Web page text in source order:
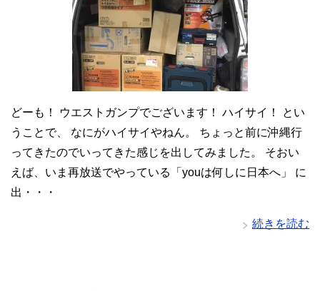
どーも！ ウエストガンプでございます！ ハイサイ！ とい
うことで、 なにがハイサイやねん。 ちょっと前に沖縄行
ってきたのでいってきた感じを出してみました。 そおい
えば、いま再放送でやっている「youは何しに日本へ」 に
出・・・
続きを読む